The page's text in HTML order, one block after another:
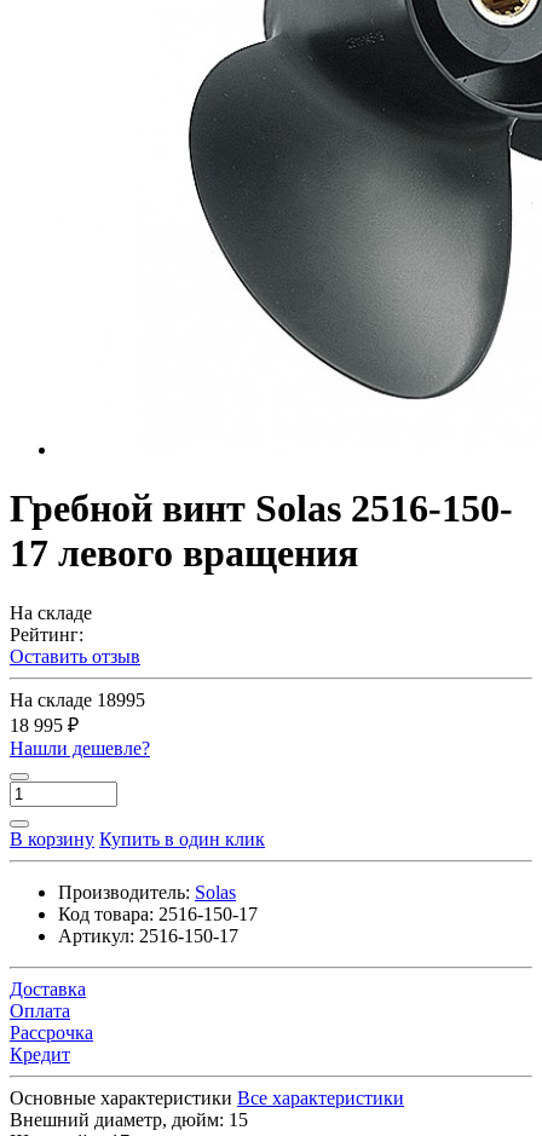
Гребной винт Solas 2516-150-
17 левого вращения
На складе
Рейтинг:
Оставить отзыв
На складе 18995
18 995 ₽
Нашли дешевле?
В корзину Купить в один клик
Производитель: Solas
Код товара: 2516-150-17
Артикул: 2516-150-17
Доставка
Оплата
Рассрочка
Кредит
Основные характеристики Все характеристики
Внешний диаметр, дюйм: 15